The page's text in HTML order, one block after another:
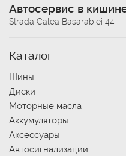
Автосервис в
Strada Calea Basarabiei 44
Каталог
Шины
Диски
Моторные масла
Аккумуляторы
Аксессуары
Автосигнализации